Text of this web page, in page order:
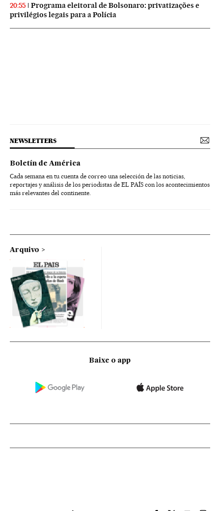
20:55
Programa eleitoral de Bolsonaro: privatizações e
privilégios legais para a Polícia
NEWSLETTERS
Boletín de América
Cada semana en tu cuenta de correo una selección de las noticias,
reportajes y análisis de los periodistas de EL PAÍS con los acontecimientos
más relevantes del continente.
Arquivo
Baixe o app